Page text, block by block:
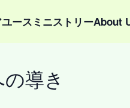
ユースミニストリーAbout
導き